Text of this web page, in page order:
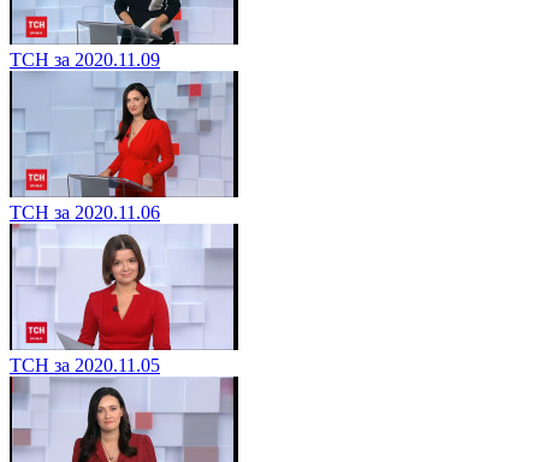
ТСН за 2020.11.09
ТСН за 2020.11.06
ТСН за 2020.11.05